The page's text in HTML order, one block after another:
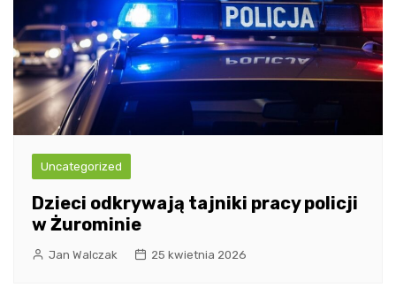
Uncategorized
Dzieci odkrywają tajniki pracy policji
w Żurominie
Jan Walczak 25 kwietnia 2026